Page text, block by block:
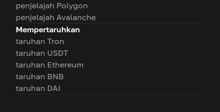
penjelajah Polygon
penjelajah Avalanche
Mempertaruhkan
taruhan Tron
taruhan USDT
taruhan Ethereum
taruhan BNB
taruhan DAI